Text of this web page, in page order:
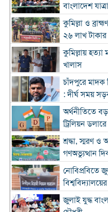
বাংলাদেশ
কুমিল্লা ও
২৬ লাখ
কুমিল্লায় হত্যা
খালাস
চাঁদপুরে মাদক
: দীর্ঘ সময়
অর্থনীতিতে
ট্রিলিয়ন
শ্রদ্ধা, স্মরণ ও
গণঅভ্যুত্থান
নোবিপ্রবিতে
জুলাই যুদ্ধ